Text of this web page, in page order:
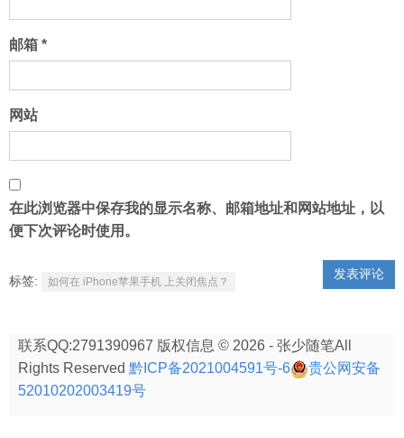
标签: 如何在 iPhone苹果手机 上关闭焦点？
邮箱 *
网站
在此浏览器中保存我的显示名称、邮箱地址和网站地址，以
便下次评论时使用。
联系QQ:2791390967 版权信息 © 2026 - 张少随笔All
Rights Reserved 黔ICP备2021004591号-6
贵公网安备
52010202003419号